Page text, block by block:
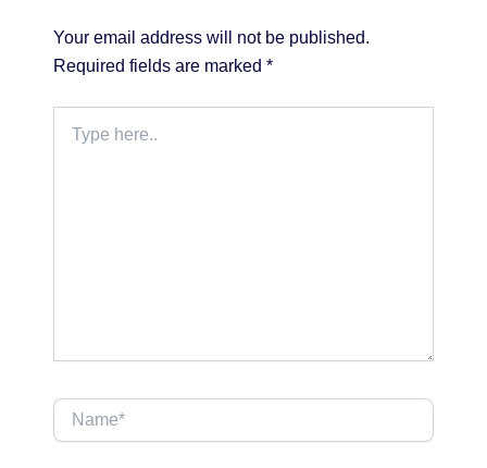
Your email address will not be published.
Required fields are marked *
here..
Name*